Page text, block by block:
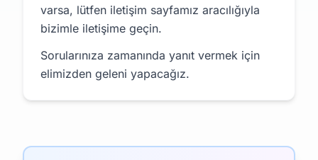
varsa, lütfen iletişim sayfamız aracılığıyla
bizimle iletişime geçin.
Sorularınıza zamanında yanıt vermek için
elimizden geleni yapacağız.